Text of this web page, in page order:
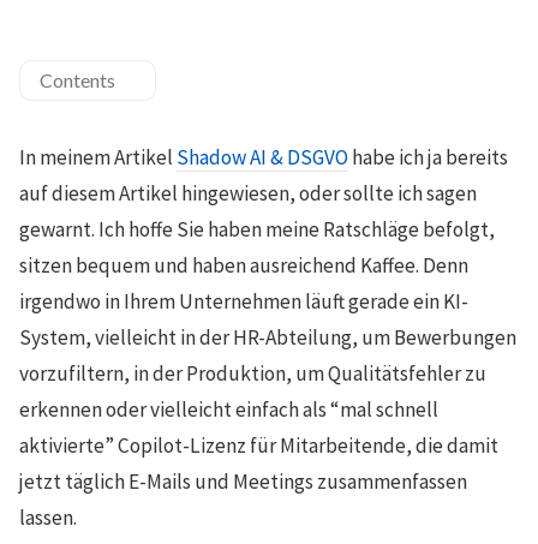
Contents
In meinem Artikel Shadow AI & DSGVOhabe ich ja bereits
auf diesem Artikel hingewiesen, oder sollte ich sagen
gewarnt. Ich hoffe Sie haben meine Ratschläge befolgt,
sitzen bequem und haben ausreichend Kaffee. Denn
irgendwo in Ihrem Unternehmen läuft gerade ein KI-
System, vielleicht in der HR-Abteilung, um Bewerbungen
vorzufiltern, in der Produktion, um Qualitätsfehler zu
erkennen oder vielleicht einfach als “mal schnell
aktivierte” Copilot-Lizenz für Mitarbeitende, die damit
jetzt täglich E-Mails und Meetings zusammenfassen
lassen.